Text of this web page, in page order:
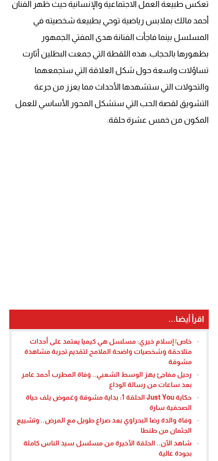
تعكس طبيعة العمل الاجتماعية والإنسانية حيث ظهر الفنان
أحمد مالك بملابس رياضية توحي بطبيعة شخصيته في
المسلسل بينما فاجأت الفنانة هدى المفتي الجمهور
بظهورها بالحجاب. هذه اللقطة التي جمعت البطلين أثارت
تساؤلات واسعة حول شكل العلاقة التي ستجمعهما
والتحولات التي ستشهدها الأحداث مما يعزز من جرعة
التشويق لقصة الحب التي ستشكل المحور الأساسي للعمل
المكون من خمس عشرة حلقة.
اقرأ أيضا...
خاص| إسلام خيري: مسلسل هي كيميا يعتمد على أحداث
متلاحقة وشخصيات واضحة الملامح لتقديم تجربة مشاهدة
مشوقة
رحيل مفاجئ يهز الوسط الشعبي.. وفاة المطرب أحمد عامر
بعد ساعات من رسالة الوداع
حكاية Just You الحلقة 1: بداية مشوقة وغموض يلف حياة
الصحفية سارة
وفاة والدة رضا البحراوي بعد صراع طويل مع المرض.. وتشييع
الجثمان من طنطا
شاهد الآن.. الحلقة الأخيرة من مسلسل سيد الناس كاملة
بجودة عالية